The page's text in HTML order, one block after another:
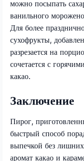
можно посыпать
ванильного
Для более
сухофрукты,
разрезается на
сочетается с
какао.
Заключение
Пирог,
быстрый способ
выпечкой без
аромат какао и